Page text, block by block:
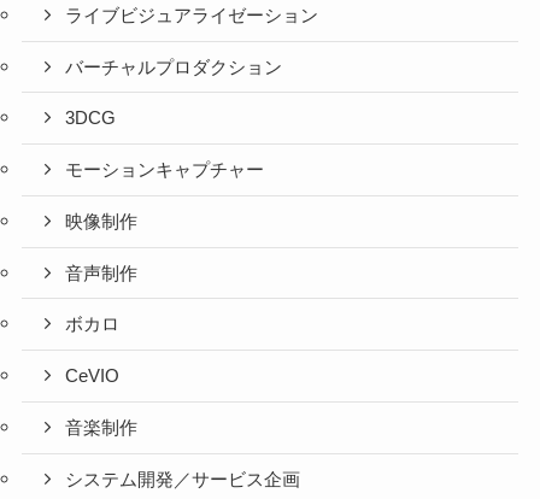
ライブビジュアライゼーション
バーチャルプロダクション
3DCG
モーションキャプチャー
映像制作
音声制作
ボカロ
CeVIO
音楽制作
システム開発／サービス企画